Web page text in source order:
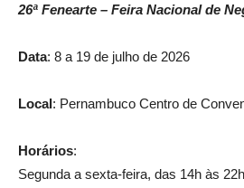
26ª Fenearte – Feira Nacional de
Data: 8 a 19 de julho de 2026
Local: Pernambuco Centro de
Horários:
Segunda a sexta-feira, das 14h às